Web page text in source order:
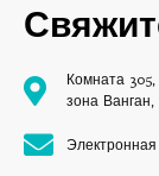
Комната
зона